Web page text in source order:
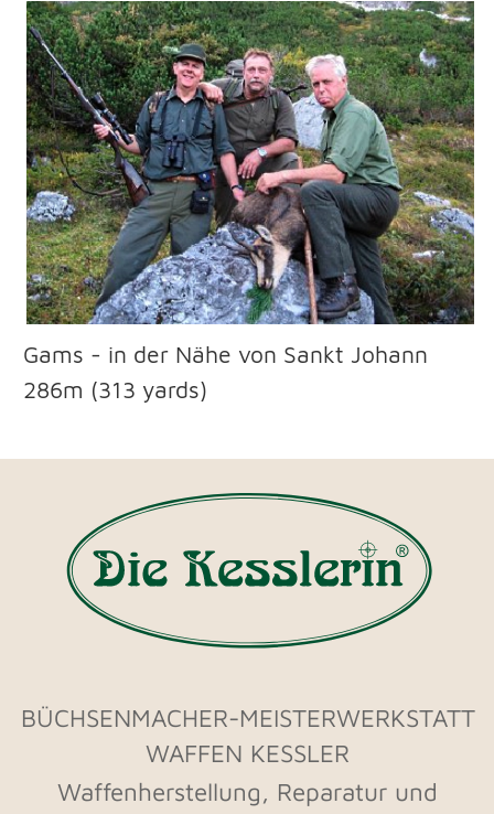
BÜCHSENMACHER-MEISTERWERKSTATT
WAFFEN KESSLER
Waffenherstellung, Reparatur und
Jagdartikel
Schießen, Schaftholzauswahl, nach
Vereinbarung.
+49 991 - 28 48 42
kessler.de
Land - Au 6 • 94469 Deggendorf​
Impressum​ & Datenschutz